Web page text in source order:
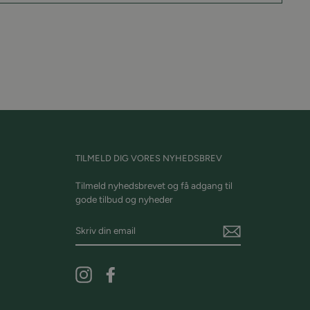
TILMELD DIG VORES NYHEDSBREV
Tilmeld nyhedsbrevet og få adgang til
gode tilbud og nyheder
din
email
Instagram